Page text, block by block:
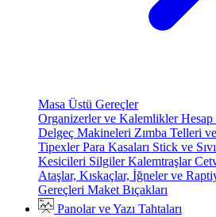
Masa Üstü Gereçler
Organizerler ve Kalemlikler
Delgeç Makineleri Zımba Telleri
TipexlerPara Kasaları Stick ve
Kesicileri SilgilerKalemtraşlar
Ataşlar, Kıskaçlar, İğneler ve
Gereçleri Maket Bıçakları
Panolar ve Yazı Tahtaları